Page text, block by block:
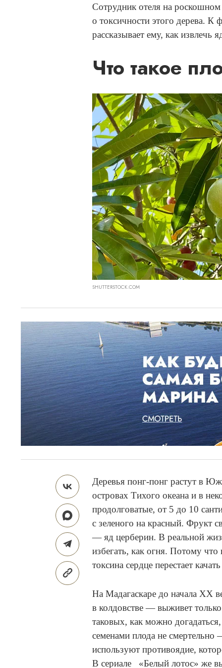
Сотрудник отеля на
о токсичности этого дерева. К
рассказывает ему, как извлечь
Что такое
SHUTTERSTOCK.COM
Деревья понг-понг растут в
островах Тихого океана и в
продолговатые, от 5 до 10
с зеленого на красный. Фрукт
— яд церберин. В реальной
избегать, как огня. Потому
токсина сердце перестает
На Мадагаскаре до начала XX
в колдовстве — выживет
таковых, как можно
семенами плода не смертельно
используют противоядие,
В сериале «Белый лотос» же